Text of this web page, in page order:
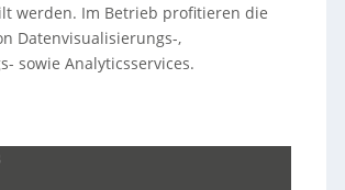
werden. Im Betrieb profitieren die
Datenvisualisierungs-,
sowie Analyticsservices.